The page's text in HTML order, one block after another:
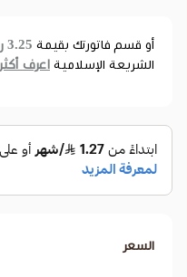
أو قسم فاتورتك بقيمة 3.25 ر.س
الشريعة الإسلامية اعرف أكثر
السعر